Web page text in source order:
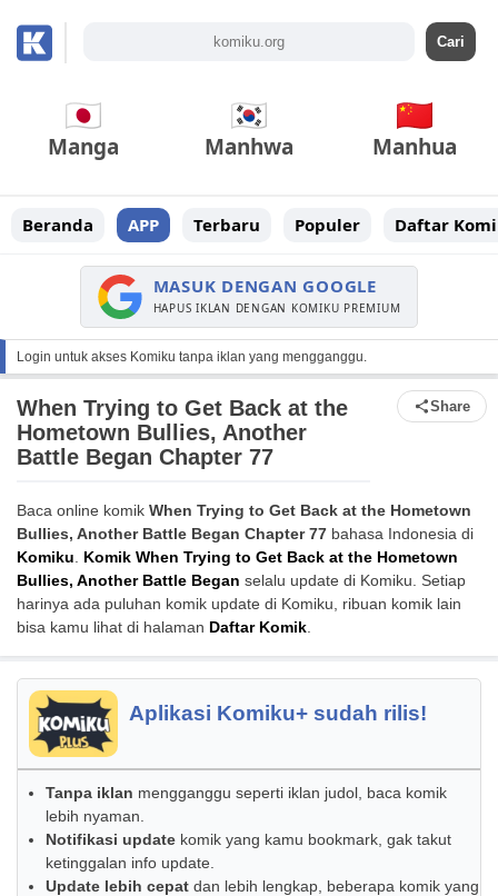
Manga Manhwa Manhua
Beranda APP Terbaru Populer Daftar
MASUK DENGAN GOOGLE
HAPUS IKLAN DENGAN KOMIKU PREMIUM
Login untuk akses Komiku tanpa iklan yang mengganggu.
When Trying to Get Back at the
Hometown Bullies, Another
Battle Began Chapter 77
Share
Baca online komik When Trying to Get Back at the Hometown
Bullies, Another Battle Began Chapter 77 bahasa Indonesia di
Komiku. Komik When Trying to Get Back at the Hometown
Bullies, Another Battle Began selalu update di Komiku. Setiap
harinya ada puluhan komik update di Komiku, ribuan komik lain
bisa kamu lihat di halaman Daftar Komik.
Aplikasi Komiku+ sudah rilis!
Tanpa iklan mengganggu seperti iklan judol, baca komik
lebih nyaman.
Notifikasi update komik yang kamu bookmark, gak takut
ketinggalan info update.
Update lebih cepat dan lebih lengkap, beberapa komik yang